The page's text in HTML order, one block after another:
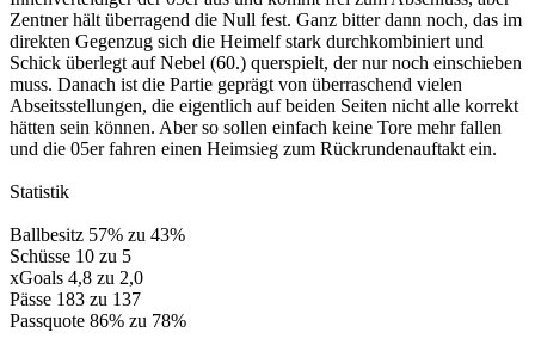
Zentner hält überragend die Null fest. Ganz bitter dann noch, das im
direkten Gegenzug sich die Heimelf stark durchkombiniert und
Schick überlegt auf Nebel (60.) querspielt, der nur noch einschieben
muss. Danach ist die Partie geprägt von überraschend vielen
Abseitsstellungen, die eigentlich auf beiden Seiten nicht alle korrekt
hätten sein können. Aber so sollen einfach keine Tore mehr fallen
und die 05er fahren einen Heimsieg zum Rückrundenauftakt ein.
Statistik
Ballbesitz 57% zu 43%
Schüsse 10 zu 5
xGoals 4,8 zu 2,0
Pässe 183 zu 137
Passquote 86% zu 78%